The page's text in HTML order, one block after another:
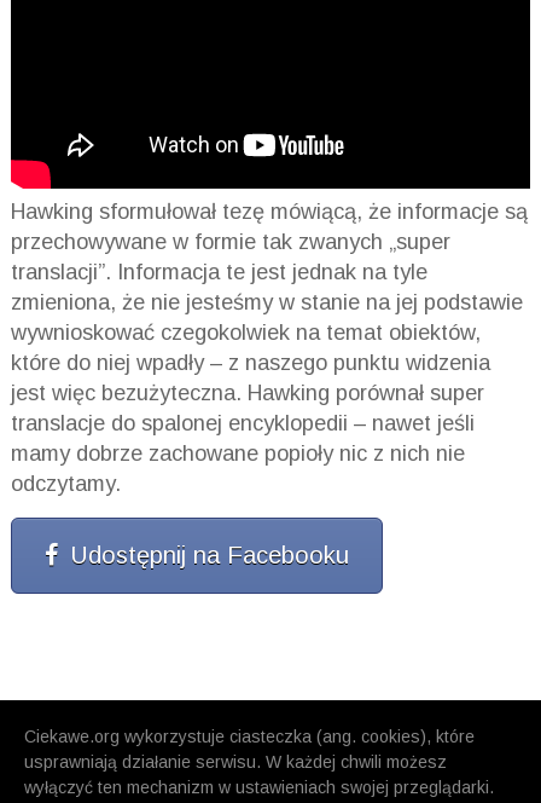
Ciekawe.org wykorzystuje ciasteczka (ang. cookies), które
usprawniają działanie serwisu. W każdej chwili możesz
wyłączyć ten mechanizm w ustawieniach swojej przeglądarki.
Hawking sformułował tezę mówiącą, że informacje są
przechowywane w formie tak zwanych „super
translacji”. Informacja te jest jednak na tyle
zmieniona, że nie jesteśmy w stanie na jej podstawie
wywnioskować czegokolwiek na temat obiektów,
które do niej wpadły – z naszego punktu widzenia
jest więc bezużyteczna. Hawking porównał super
translacje do spalonej encyklopedii – nawet jeśli
mamy dobrze zachowane popioły nic z nich nie
odczytamy.
Udostępnij na Facebooku